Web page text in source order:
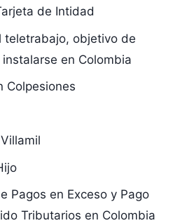
de Intidad
teletrabajo, objetivo de
en Colombia
Colpesiones
Pagos en Exceso y Pago
Tributarios en Colombia